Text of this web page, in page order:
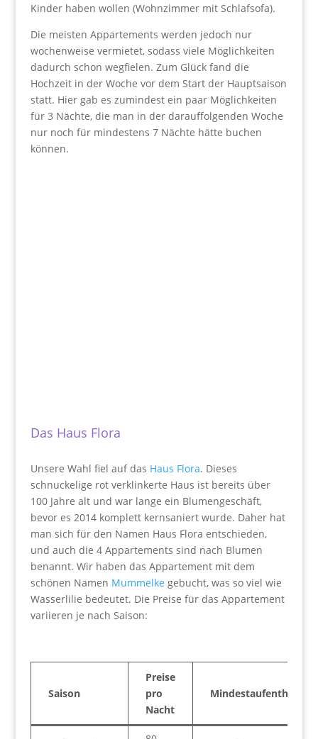
Kinder haben wollen (Wohnzimmer mit Schlafsofa).
Die meisten Appartements werden jedoch nur
wochenweise vermietet, sodass viele Möglichkeiten
dadurch schon wegfielen. Zum Glück fand die
Hochzeit in der Woche vor dem Start der Hauptsaison
statt. Hier gab es zumindest ein paar Möglichkeiten
für 3 Nächte, die man in der darauffolgenden Woche
nur noch für mindestens 7 Nächte hätte buchen
können.
Das Haus Flora
Unsere Wahl fiel auf das Haus Flora. Dieses
schnuckelige rot verklinkerte Haus ist bereits über
100 Jahre alt und war lange ein Blumengeschäft,
bevor es 2014 komplett kernsaniert wurde. Daher hat
man sich für den Namen Haus Flora entschieden,
und auch die 4 Appartements sind nach Blumen
benannt. Wir haben das Appartement mit dem
schönen Namen Mummelke gebucht, was so viel wie
Wasserlilie bedeutet. Die Preise für das Appartement
variieren je nach Saison:
Saison
Preise
pro
Nacht
Mindestaufenthalt